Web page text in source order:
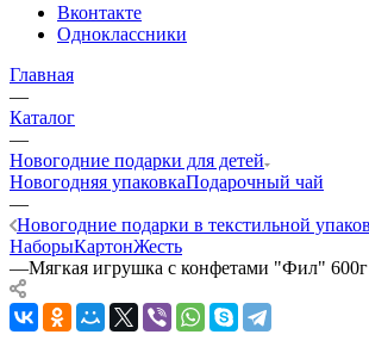
Вконтакте
Одноклассники
Главная
—
Каталог
—
Новогодние подарки для детей
Новогодняя упаковкаПодарочный чай
—
Новогодние подарки в текстильной
НаборыКартонЖесть
—Мягкая игрушка с конфетами "Фил"